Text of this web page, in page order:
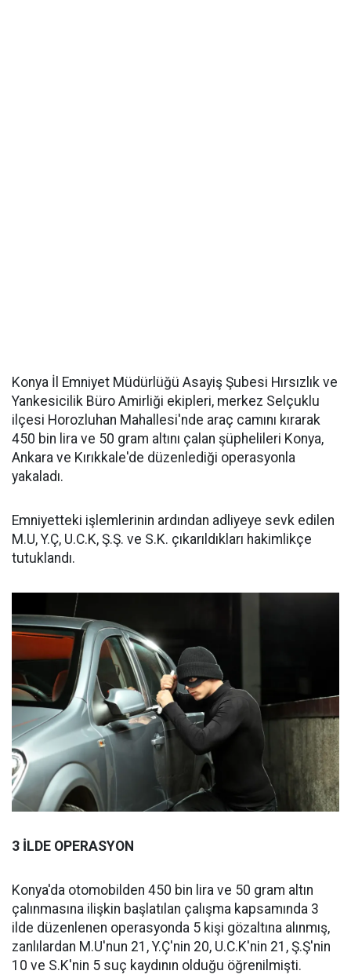
Konya İl Emniyet Müdürlüğü Asayiş Şubesi Hırsızlık ve
Yankesicilik Büro Amirliği ekipleri, merkez Selçuklu
ilçesi Horozluhan Mahallesi'nde araç camını kırarak
450 bin lira ve 50 gram altını çalan şüphelileri Konya,
Ankara ve Kırıkkale'de düzenlediği operasyonla
yakaladı.
Emniyetteki işlemlerinin ardından adliyeye sevk edilen
M.U, Y.Ç, U.C.K, Ş.Ş. ve S.K. çıkarıldıkları hakimlikçe
tutuklandı.
3 İLDE OPERASYON
Konya'da otomobilden 450 bin lira ve 50 gram altın
çalınmasına ilişkin başlatılan çalışma kapsamında 3
ilde düzenlenen operasyonda 5 kişi gözaltına alınmış,
zanlılardan M.U'nun 21, Y.Ç'nin 20, U.C.K'nin 21, Ş.Ş'nin
10 ve S.K'nin 5 suç kaydının olduğu öğrenilmişti.